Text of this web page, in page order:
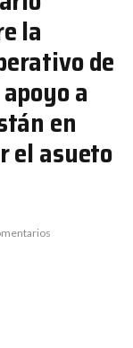
la
de
a
en
el asueto